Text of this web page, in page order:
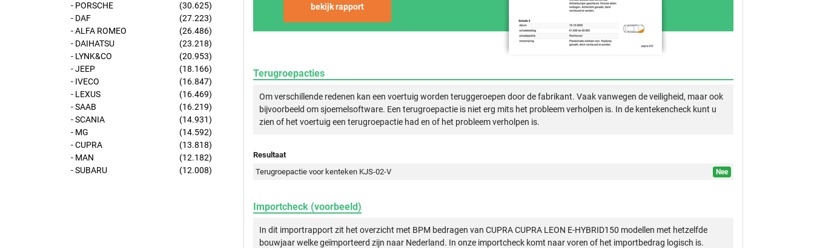
- PORSCHE
(30.625)
- DAF
(27.223)
- ALFA ROMEO
(26.486)
- DAIHATSU
(23.218)
- LYNK&CO
(20.953)
- JEEP
(18.166)
- IVECO
(16.847)
- LEXUS
(16.469)
- SAAB
(16.219)
- SCANIA
(14.931)
- MG
(14.592)
- CUPRA
(13.818)
- MAN
(12.182)
- SUBARU
(12.008)
bekijk rapport
Terugroepacties
Om verschillende redenen kan een voertuig worden teruggeroepen door de fabrikant. Vaak vanwegen de veiligheid, maar ook
bijvoorbeeld om sjoemelsoftware. Een terugroepactie is niet erg mits het probleem verholpen is. In de kentekencheck kunt u
zien of het voertuig een terugroepactie had en of het probleem verholpen is.
Resultaat
Terugroepactie voor kenteken KJS-02-V
Nee
Importcheck (voorbeeld)
In dit importrapport zit het overzicht met BPM bedragen van CUPRA CUPRA LEON E-HYBRID150 modellen met hetzelfde
bouwjaar welke geïmporteerd zijn naar Nederland. In onze importcheck komt naar voren of het importbedrag logisch is.